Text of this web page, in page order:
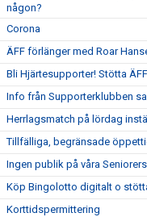
någon?
Corona
ÄFF förlänger med Roar
Bli Hjärtesupporter! Stötta ÄFF
Info från Supporterklubben
Herrlagsmatch på lördag
Tillfälliga, begränsade
Ingen publik på våra
Köp Bingolotto digitalt o
Korttidspermittering